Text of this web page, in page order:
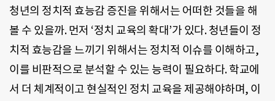
청년의 정치적 효능감 증진을 위해서는 어떠한 것들을 해
볼 수 있을까. 먼저 ‘정치 교육의 확대’가 있다. 청년들이 정
치적 효능감을 느끼기 위해서는 정치적 이슈를 이해하고,
이를 비판적으로 분석할 수 있는 능력이 필요하다. 학교에
서 더 체계적이고 현실적인 정치 교육을 제공해야하며, 이